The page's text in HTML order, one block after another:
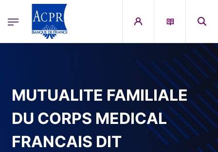
ACPR Menu Principal (French)
MUTUALITE FAMILIALE
DU CORPS MEDICAL
FRANCAIS DIT